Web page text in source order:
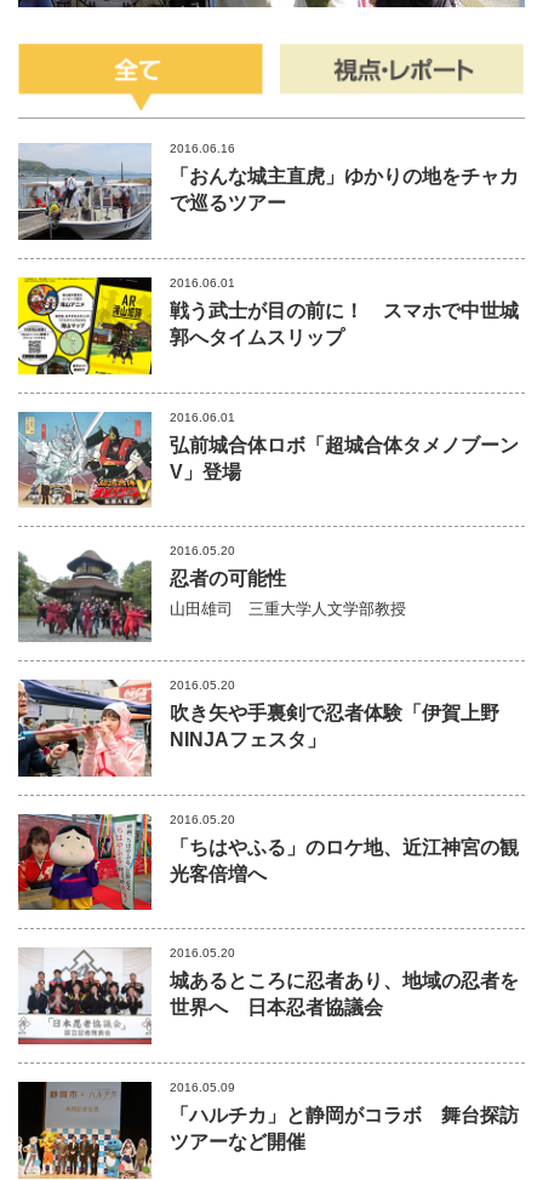
2016.06.16
「おんな城主直虎」ゆかりの地をチャカ
で巡るツアー
2016.06.01
戦う武士が目の前に！ スマホで中世城
郭へタイムスリップ
2016.06.01
弘前城合体ロボ「超城合体タメノブーン
V」登場
2016.05.20
忍者の可能性
山田雄司 三重大学人文学部教授
2016.05.20
吹き矢や手裏剣で忍者体験「伊賀上野
NINJAフェスタ」
2016.05.20
「ちはやふる」のロケ地、近江神宮の観
光客倍増へ
2016.05.20
城あるところに忍者あり、地域の忍者を
世界へ 日本忍者協議会
2016.05.09
「ハルチカ」と静岡がコラボ 舞台探訪
ツアーなど開催